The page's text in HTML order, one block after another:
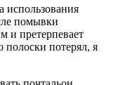
использования
помывки
и претерпевает
полоски потерял, я